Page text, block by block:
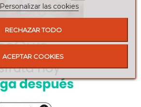
Personalizar las cookies
RECHAZAR TODO
ACEPTAR COOKIES